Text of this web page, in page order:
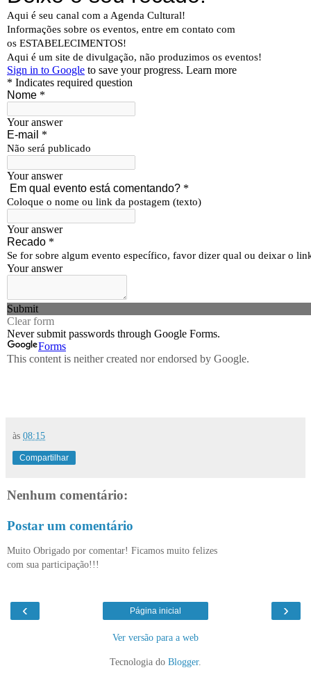
às 08:15
Compartilhar
Nenhum comentário:
Postar um comentário
Muito Obrigado por comentar! Ficamos muito felizes
com sua participação!!!
‹ ›
Página inicial
Ver versão para a web
Tecnologia do Blogger.